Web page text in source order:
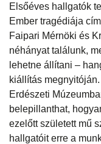
Elsőéves hallgatók
Ember tragédiája
Faipari Mérnöki és
néhányat találunk,
lehetne állítani –
kiállítás
Erdészeti
belepillanthat,
ezelőtt született mű
hallgatóit erre a